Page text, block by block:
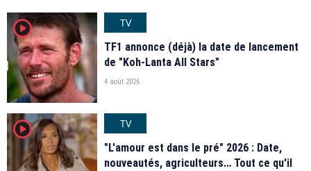
player2
TV
TF1 annonce (déjà) la date de lancement
de "Koh-Lanta All Stars"
4 août 2026
player2
TV
"L'amour est dans le pré" 2026 : Date,
nouveautés, agriculteurs… Tout ce qu'il